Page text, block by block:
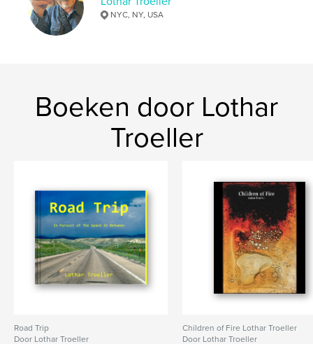
NYC, NY, USA
Boeken door Lothar
Troeller
Road Trip
Door Lothar Troeller
Children of Fire Lothar Troeller
Door Lothar Troeller